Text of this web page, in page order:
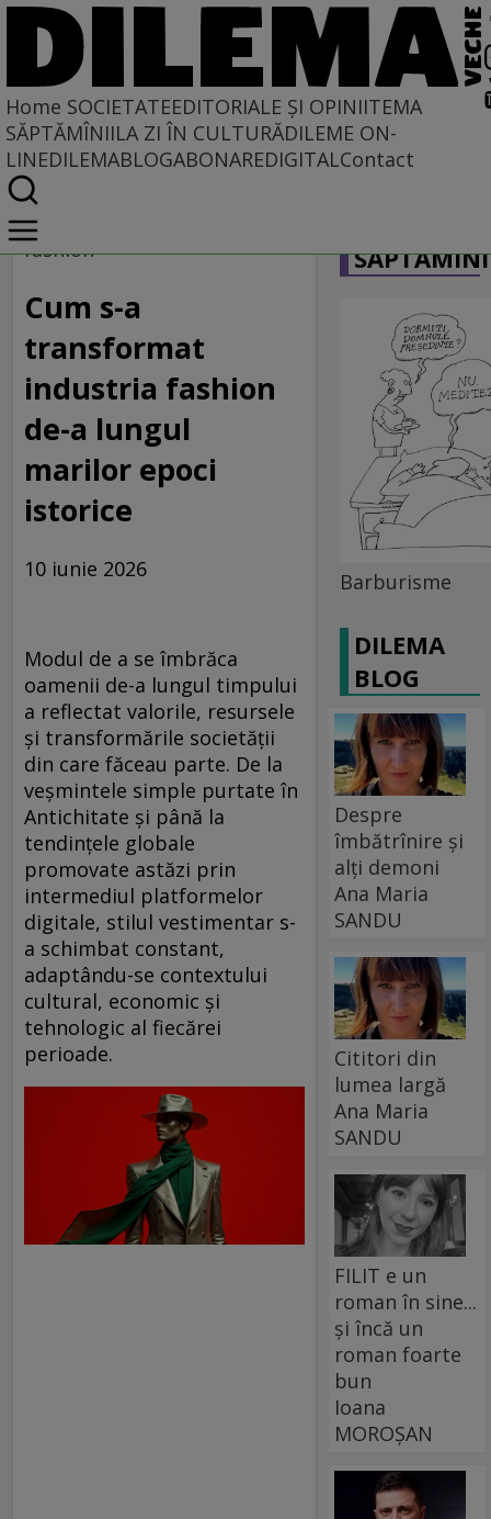
Home SOCIETATEEDITORIALE ȘI OPINIITEMA
SĂPTĂMÎNIILA ZI ÎN CULTURĂDILEME ON-
LINEDILEMABLOGABONAREDIGITALContact
Home
Societate
fashion
Cum s-a
transformat
industria fashion
de-a lungul
marilor epoci
istorice
10 iunie 2026
Modul de a se îmbrăca
oamenii de-a lungul timpului
a reflectat valorile, resursele
și transformările societății
din care făceau parte. De la
veșmintele simple purtate în
Antichitate și până la
tendințele globale
promovate astăzi prin
intermediul platformelor
digitale, stilul vestimentar s-
a schimbat constant,
adaptându-se contextului
cultural, economic și
tehnologic al fiecărei
perioade.
Barburisme
DILEMA
BLOG
Despre
îmbătrînire și
alți demoni
Ana Maria
SANDU
Cititori din
lumea largă
Ana Maria
SANDU
FILIT e un
roman în sine...
și încă un
roman foarte
bun
Ioana
MOROȘAN